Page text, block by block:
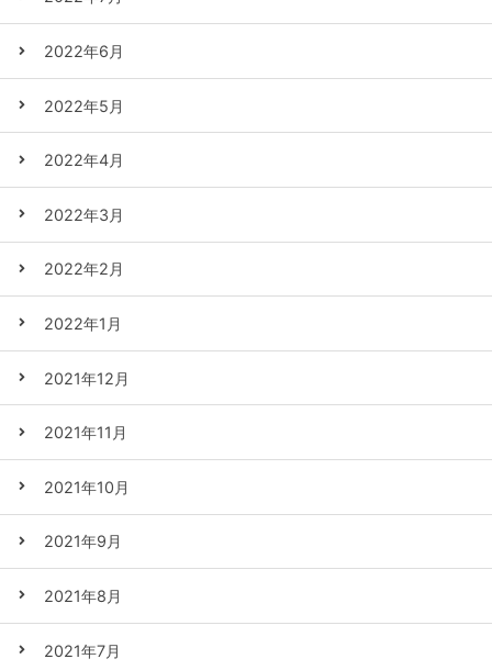
2022年6月
2022年5月
2022年4月
2022年3月
2022年2月
2022年1月
2021年12月
2021年11月
2021年10月
2021年9月
2021年8月
2021年7月